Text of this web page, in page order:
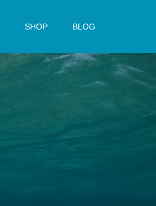
SHOP BLOG